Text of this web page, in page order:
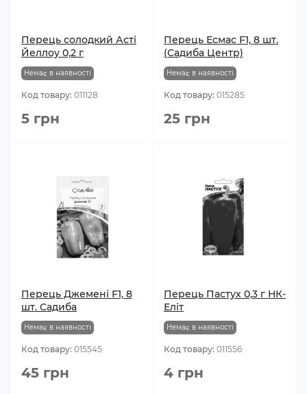
Перець солодкий Асті
Йеллоу 0,2 г
Немає в наявності
Код товару: 011128
5 грн
Перець Есмас F1, 8 шт.
(Садиба Центр)
Немає в наявності
Код товару: 015285
25 грн
Перець Джемені F1, 8
шт. Садиба
Немає в наявності
Код товару: 015545
45 грн
Перець Пастух 0,3 г НК-
Еліт
Немає в наявності
Код товару: 011556
4 грн